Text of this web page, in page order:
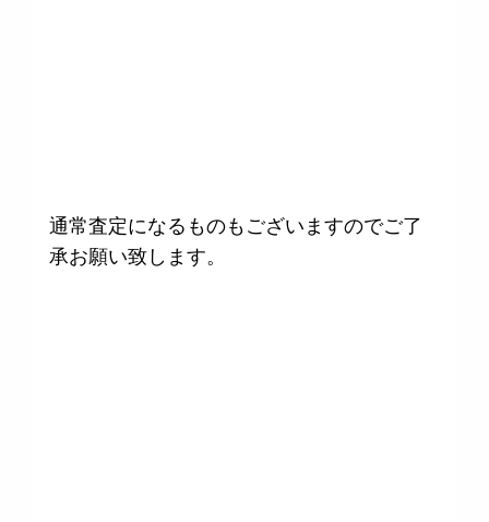
通常査定になるものもございますのでご了
承お願い致します。